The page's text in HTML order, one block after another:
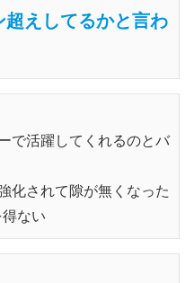
超えしてるかと言わ
で活躍してくれるのとバ
化されて隙が無くなった
ない